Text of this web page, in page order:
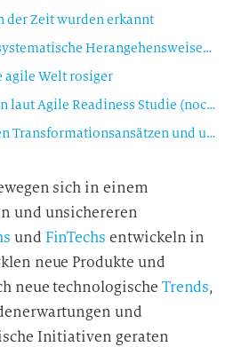
der Zeit wurden erkannt
Studie zur Agilität zeigt, systematische Herangehensweisen sind selten
agile Welt rosiger
Finanzdienstleister laufen laut Agile Readiness Studie (noch) hinterher
Lesen Sie mehr zu unseren Transformationsansätzen und unseren Projektbeispielen in der Agile Readiness Study 2020.
sich in einem
und unsichereren
und FinTechs entwickeln in
neue Produkte und
neue technologische Trends,
und
Initiativen geraten